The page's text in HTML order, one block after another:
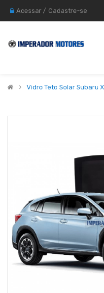
Acessar / Cadastre-se
Vidro Teto Solar Subaru